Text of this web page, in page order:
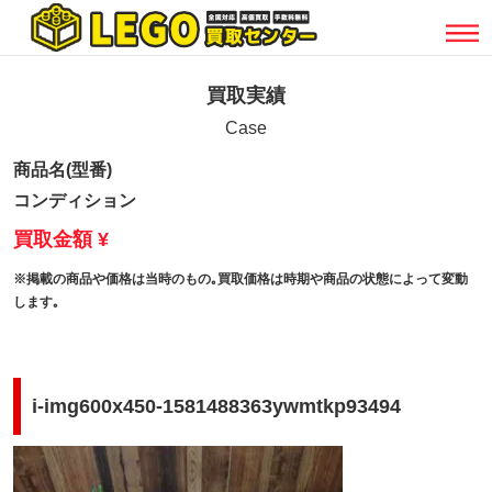
買取実績
Case
商品名(型番)
コンディション
買取金額 ¥
※掲載の商品や価格は当時のもの｡買取価格は時期や商品の状態によって変動
します｡
i-img600x450-1581488363ywmtkp93494